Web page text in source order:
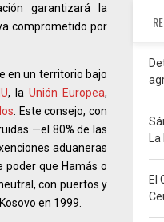
garantizará la
comprometido por
en un territorio bajo
, la Unión Europea,
. Este consejo, con
—el 80% de las
aduaneras
poder que Hamás o
con puertos y
en 1999.
La
El